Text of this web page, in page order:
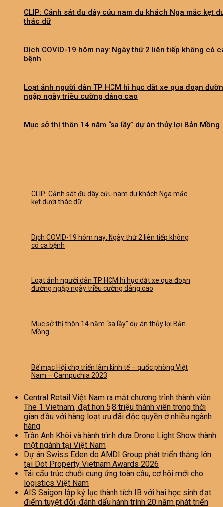
CLIP: Cảnh sát đu dây cứu nam du khách Nga mắc kẹt
thác dữ
Dịch COVID-19 hôm nay: Ngày thứ 2 liên tiếp không có
bệnh
Loạt ảnh người dân TP HCM hì hục dắt xe qua đoạn
ngập ngày triều cường dâng cao
Mục sở thị thôn 14 năm “sa lầy” dự án thủy lợi Bản Mồng
CLIP: Cảnh sát đu dây cứu nam du khách Nga mắc
kẹt dưới thác dữ
Dịch COVID-19 hôm nay: Ngày thứ 2 liên tiếp không
có ca bệnh
Loạt ảnh người dân TP HCM hì hục dắt xe qua đoạn
đường ngập ngày triều cường dâng cao
Mục sở thị thôn 14 năm “sa lầy” dự án thủy lợi Bản
Mồng
Bế mạc Hội chợ triển lãm kinh tế – quốc phòng Việt
Nam – Campuchia 2023
Central Retail Việt Nam ra mắt chương trình thành viên
The 1 Vietnam, đạt hơn 5,8 triệu thành viên trong thời
gian đầu với hàng loạt ưu đãi độc quyền ở nhiều ngành
hàng
Trần Anh Khôi và hành trình đưa Drone Light Show thành
một ngành tại Việt Nam
Dự án Swiss Eden do AMDI Group phát triển thắng lớn
tại Dot Property Vietnam Awards 2026
Tái cấu trúc chuỗi cung ứng toàn cầu, cơ hội mới cho
logistics Việt Nam
AIS Saigon lập kỷ lục thành tích IB với hai học sinh đạt
điểm tuyệt đối, đánh dấu hành trình 20 năm phát triển